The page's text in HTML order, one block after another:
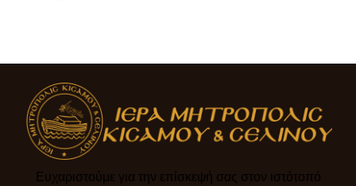
Ευχαριστούμε για την επίσκεψή σας στον ιστότοπό